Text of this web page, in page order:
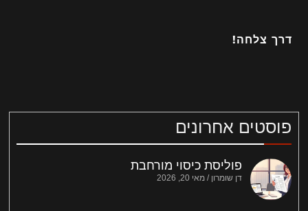
פוסטים אחרונים
פוליסת כיסוי מורחבת
דן שומרון מאי 20, 2026
דרך צלחה!